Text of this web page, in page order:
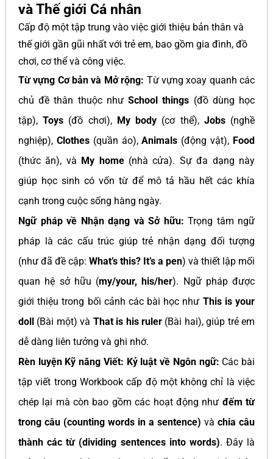
và Thế giới Cá nhân
Cấp độ một tập trung vào việc giới thiệu bản thân và
thế giới gần gũi nhất với trẻ em, bao gồm gia đình, đồ
chơi, cơ thể và công việc.
Từ vựng Cơ bản và Mở rộng: Từ vựng xoay quanh các
chủ đề thân thuộc nhưSchool things (đồ dùng học
tập),Toys (đồ chơi), My body (cơ thể), Jobs(nghề
nghiệp), Clothes(quần áo),Animals (động vật), Food
(thức ăn), và My home(nhà cửa). Sự đa dạng này
giúp học sinh có vốn từ để mô tả hầu hết các khía
cạnh trong cuộc sống hàng ngày.
Ngữ pháp về Nhận dạng và Sở hữu: Trọng tâm ngữ
pháp là các cấu trúc giúp trẻ nhận dạng đối tượng
(như đã đề cập: What’s this? It’s a pen) và thiết lập mối
quan hệ sở hữu (my/your, his/her). Ngữ pháp được
giới thiệu trong bối cảnh các bài học như This is your
doll (Bài một) và That is his ruler(Bài hai), giúp trẻ em
dễ dàng liên tưởng và ghi nhớ.
Rèn luyện Kỹ năng Viết: Kỷ luật về Ngôn ngữ: Các bài
tập viết trong Workbook cấp độ một không chỉ là việc
chép lại mà còn bao gồm các hoạt động như đếm từ
trong câu (counting words in a sentence) và chia câu
thành các từ (dividing sentences into words). Đây là